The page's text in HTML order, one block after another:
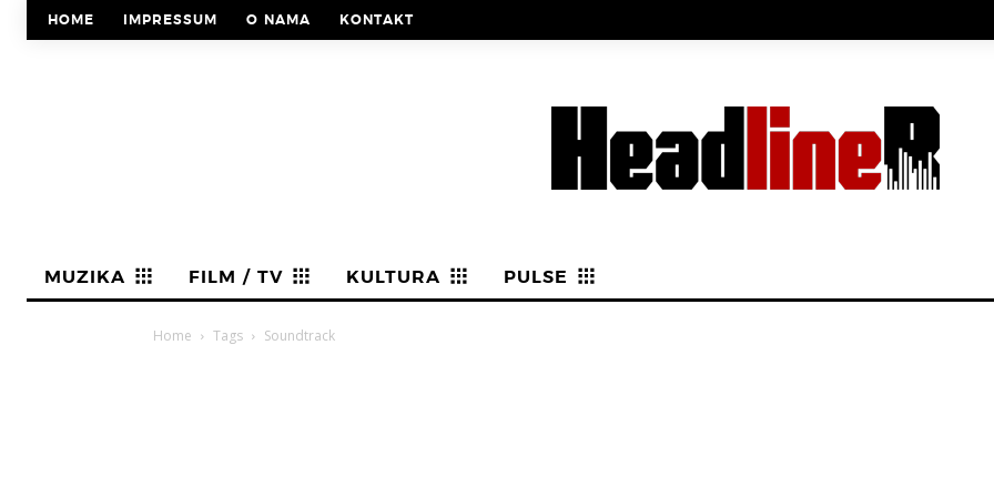
HOME IMPRESSUM O NAMA KONTAKT
MUZIKA FILM / TV KULTURA PULSE
Home Tags Soundtrack